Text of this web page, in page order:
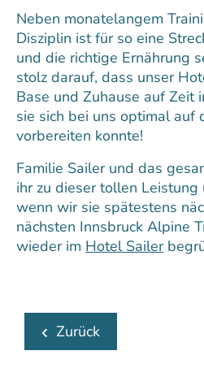
Neben monatelangem
Disziplin ist für so eine
und die richtige Ernährung
stolz darauf, dass unser
Base und Zuhause auf Zeit
sie sich bei uns optimal
vorbereiten konnte!
Familie Sailer und das
ihr zu dieser tollen Leistung
wenn wir sie spätestens
nächsten Innsbruck Alpine
wieder im Hotel Sailer
Zurück